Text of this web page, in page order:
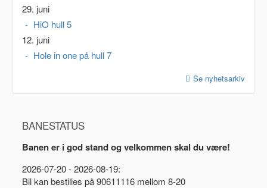
29. juni
HiO hull 5
12. juni
Hole in one på hull 7
Se nyhetsarkiv
BANESTATUS
Banen er i god stand og velkommen skal du være!
2026-07-20 - 2026-08-19:
Bil kan bestilles på 90611116 mellom 8-20